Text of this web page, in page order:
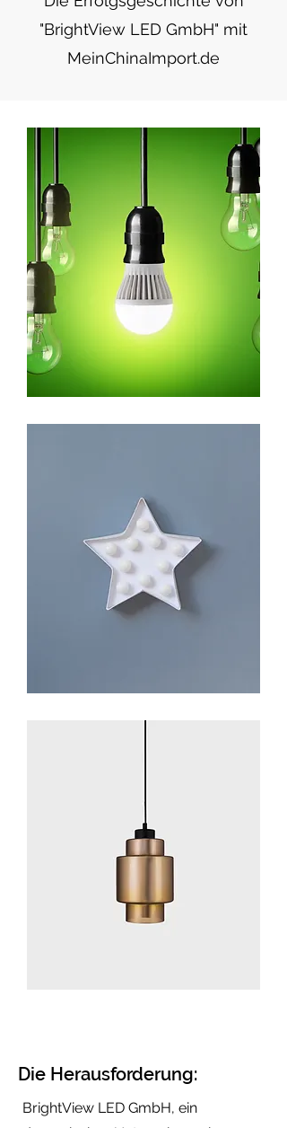
"BrightView LED GmbH" mit
MeinChinaImport.de
Die Herausforderung:
BrightView LED GmbH, ein